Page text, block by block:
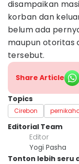
disampaikan
korban dan
belum ada
maupun otoritas
tersebut.
Share Article
Topics
Cirebon
Editorial Team
Editor
Yogi Pasha
Tonton lebih seru